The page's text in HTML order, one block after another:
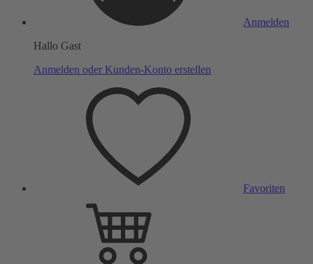
Anmelden
Hallo Gast
Anmelden oder Kunden-Konto erstellen
Favoriten